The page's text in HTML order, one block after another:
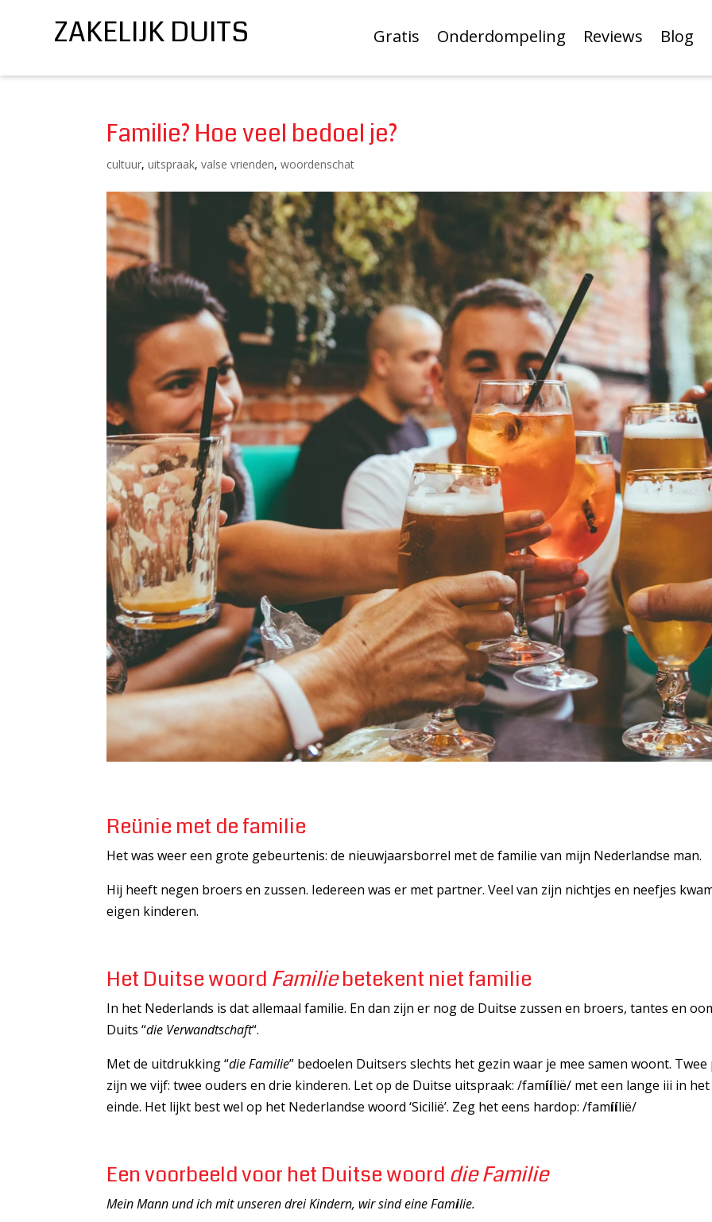
ZAKELIJK DUITS Gratis Onderdompeling Reviews Blog
Familie? Hoe veel bedoel je?
cultuur,uitspraak,valse vrienden,woordenschat
Reünie met de familie
Het was weer een grote gebeurtenis: de nieuwjaarsborrel met de familie van mijn Nederlandse man.
Hij heeft negen broers en zussen. Iedereen was er met partner. Veel van zijn nichtjes en neefjes
eigen kinderen.
Het Duitse woord Familiebetekent niet familie
In het Nederlands is dat allemaal familie. En dan zijn er nog de Duitse zussen en broers, tantes en
Duits “die Verwandtschaft“.
Met de uitdrukking “die Familie” bedoelen Duitsers slechts het gezin waar je mee samen woont.
zijn we vijf: twee ouders en drie kinderen. Let op de Duitse uitspraak: /famíílië/ met een lange iii in
einde. Het lijkt best wel op het Nederlandse woord ‘Sicilië’. Zeg het eens hardop: /famíílië/
Een voorbeeld voor het Duitse woord die Familie
Mein Mann und ich mit unseren drei Kindern, wir sind eine Familie.